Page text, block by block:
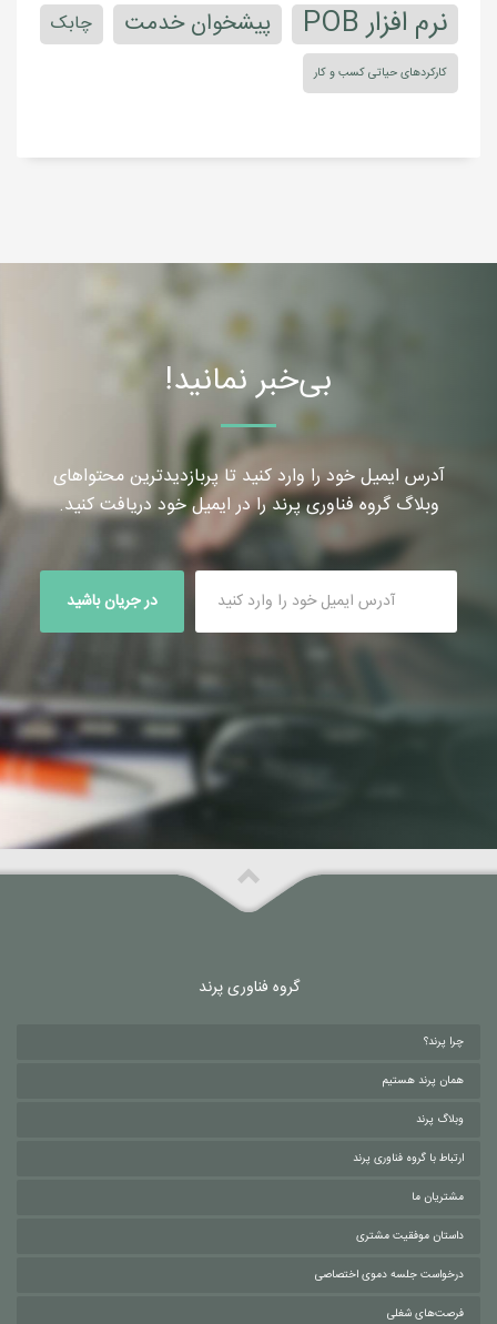
نرم افزار POB پیشخوان خدمت چابک
کارکردهای حیاتی کسب و کار
بی‌خبر نمانید!
آدرس ایمیل خود را وارد کنید تا پربازدیدترین محتواهای
وبلاگ گروه فناوری پرند را در ایمیل خود دریافت کنید.
در جریان باشید
گروه فناوری پرند
چرا پرند؟
همان پرند هستیم
وبلاگ پرند
ارتباط با گروه فناوری پرند
مشتریان ما
داستان موفقیت مشتری
درخواست جلسه دموی اختصاصی
فرصت‌های شغلی